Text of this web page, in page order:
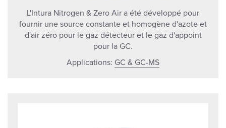
L'Intura Nitrogen & Zero Air a été développé pour
fournir une source constante et homogène d'azote et
d'air zéro pour le gaz détecteur et le gaz d'appoint
pour la GC.
Applications: GC & GC-MS